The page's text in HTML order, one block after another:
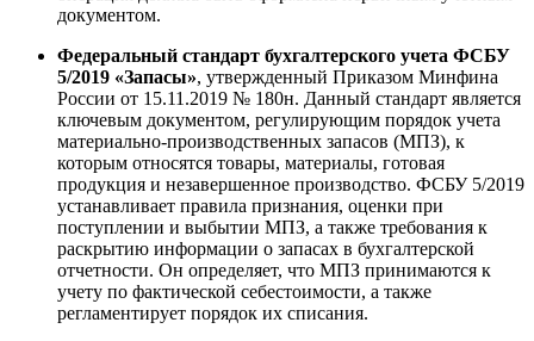
документом.
Федеральный стандарт бухгалтерского учета ФСБУ
5/2019 «Запасы», утвержденный Приказом Минфина
России от 15.11.2019 № 180н. Данный стандарт является
ключевым документом, регулирующим порядок учета
материально-производственных запасов (МПЗ), к
которым относятся товары, материалы, готовая
продукция и незавершенное производство. ФСБУ 5/2019
устанавливает правила признания, оценки при
поступлении и выбытии МПЗ, а также требования к
раскрытию информации о запасах в бухгалтерской
отчетности. Он определяет, что МПЗ принимаются к
учету по фактической себестоимости, а также
регламентирует порядок их списания.